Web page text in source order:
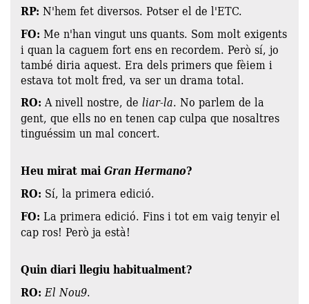
RP: N'hem fet diversos. Potser el de l'ETC.
FO: Me n'han vingut uns quants. Som molt exigents
i quan la caguem fort ens en recordem. Però sí, jo
també diria aquest. Era dels primers que fèiem i
estava tot molt fred, va ser un drama total.
RO: A nivell nostre, de liar-la. No parlem de la
gent, que ells no en tenen cap culpa que nosaltres
tinguéssim un mal concert.
Heu mirat maiGran Hermano?
RO: Sí, la primera edició.
FO: La primera edició. Fins i tot em vaig tenyir el
cap ros! Però ja està!
Quin diari llegiu habitualment?
RO: El Nou9.